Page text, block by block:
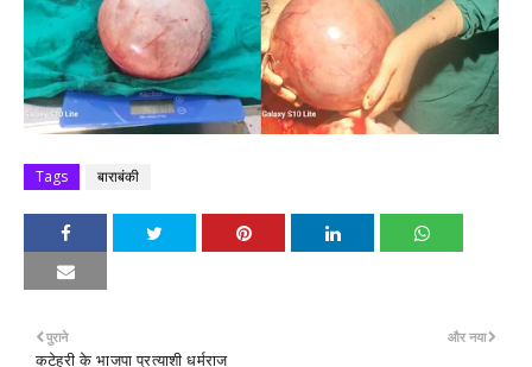
Tags बाराबंकी
और नया
पुराने
कटेहरी के भाजपा प्रत्याशी धर्मराज